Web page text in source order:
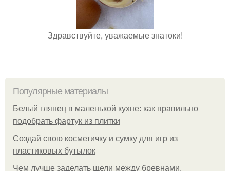
Здравствуйте, уважаемые знатоки!
Популярные материалы
Белый глянец в маленькой кухне: как правильно
подобрать фартук из плитки
Создай свою косметичку и сумку для игр из
пластиковых бутылок
Чем лучше заделать щели между бревнами.